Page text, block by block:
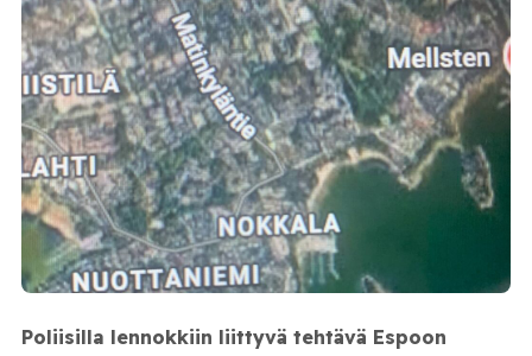
Poliisilla lennokkiin liittyvä tehtävä Espoon